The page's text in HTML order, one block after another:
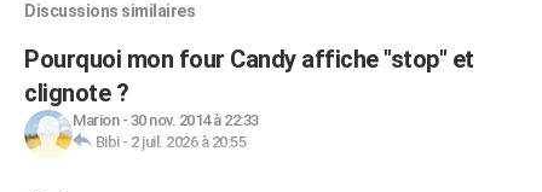
Discussions similaires
Pourquoi mon four Candy affiche "stop" et
clignote ?
Marion- 30 nov. 2014 à 22:33
Bibi- 2 juil. 2026 à 20:55